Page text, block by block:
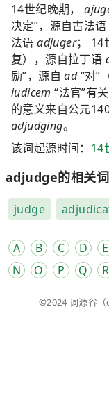
14世纪晚期，
决定”，源自古法语
法语adjuger； 14
复），源自拉丁语
励”，源自ad“对”
iudicem “法官”有
的意义来自公元
adjudging。
该词起源时间： 14
adjudge的相关
judge
A B C D E
N
O P Q R
©2024 词源谷